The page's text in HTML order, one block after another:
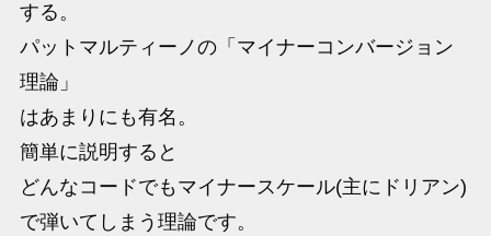
する。
パットマルティーノの「マイナーコンバージョン
理論」
はあまりにも有名。
簡単に説明すると
どんなコードでもマイナースケール(主にドリアン)
で弾いてしまう理論です。